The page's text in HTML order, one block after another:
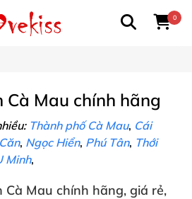
0
Cà Mau chính hãng
Thành phố Cà Mau, Cái
, Ngọc Hiển, Phú Tân, Thới
Minh,
Cà Mau chính hãng, giá rẻ,